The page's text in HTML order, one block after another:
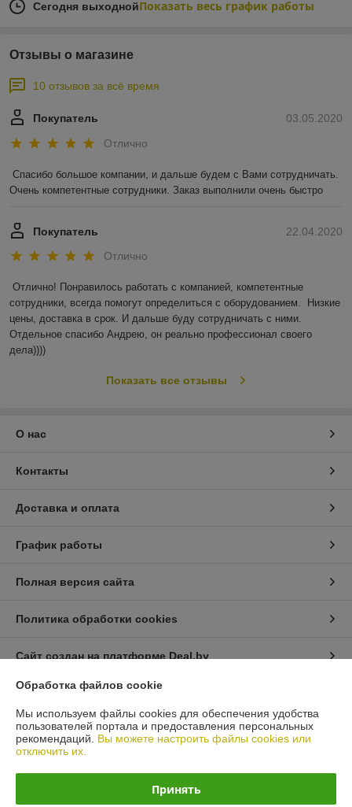
Сегодня выходнойПоказать весь график работы
Отзывы о магазине
10 отзывов за всё время
03.05.2020
Покупатель
Отлично
Спасибо большое компании, и дальше будем с Вами сотрудничать.
Очень компетентные сотрудники. Заказ выполнили очень быстро
22.04.2020
Покупатель
Отлично
Отлично! Понравилось работать с компанией, компетентные
сотрудники, всегда помогут определиться с оборудованием.  Низкие
цены, доставка в срок. И дальше буду сотрудничать с ними.
Отдельное спасибо Андрею, он реально профессионал своего
дела))))
Показать все отзывы
О нас
Контакты
Доставка и оплата
График работы
Полная версия сайта
Политика обработки cookies
Сайт создан на платформе Deal.by
Юридическое лицо:ЧТУП "АрмандСервис"
225406 Брестская область, г. Барановичи, ул. Пионерская 87 офис 3
Обработка файлов cookie
Мы используем файлы cookies для обеспечения удобства
пользователей портала и предоставления персональных
рекомендаций. Вы можете настроить файлы cookies или
отключить их.
Принять